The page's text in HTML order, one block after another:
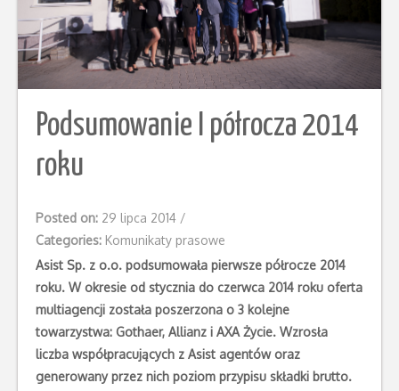
Podsumowanie I półrocza 2014
roku
Posted on: 29 lipca 2014 /
Categories: Komunikaty prasowe
Asist Sp. z o.o. podsumowała pierwsze półrocze 2014
roku. W okresie od stycznia do czerwca 2014 roku oferta
multiagencji została poszerzona o 3 kolejne
towarzystwa: Gothaer, Allianz i AXA Życie. Wzrosła
liczba współpracujących z Asist agentów oraz
generowany przez nich poziom przypisu składki brutto.